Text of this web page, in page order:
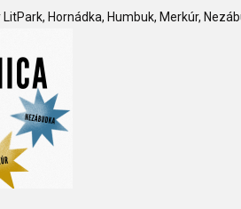
Hornádka, Humbuk, Merkúr,